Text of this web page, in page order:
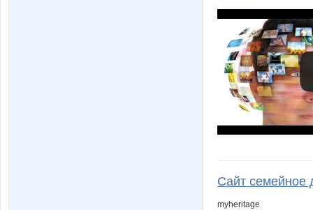
Сайт семейное
myheritage